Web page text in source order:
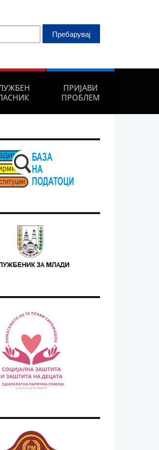
Пребарувај
ПРИЈАВИ
ПРОБЛЕМ